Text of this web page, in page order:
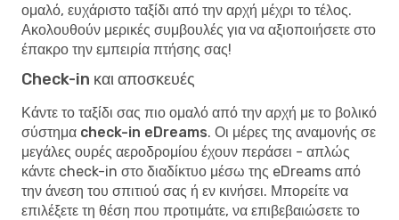
ομαλό, ευχάριστο ταξίδι από την αρχή μέχρι το τέλος.
Ακολουθούν μερικές συμβουλές για να αξιοποιήσετε στο
έπακρο την εμπειρία πτήσης σας!
Check-in και αποσκευές
Κάντε το ταξίδι σας πιο ομαλό από την αρχή με το βολικό
σύστημα check-in eDreams. Οι μέρες της αναμονής σε
μεγάλες ουρές αεροδρομίου έχουν περάσει - απλώς
κάντε check-in στο διαδίκτυο μέσω της eDreams από
την άνεση του σπιτιού σας ή εν κινήσει. Μπορείτε να
επιλέξετε τη θέση που προτιμάτε, να επιβεβαιώσετε το